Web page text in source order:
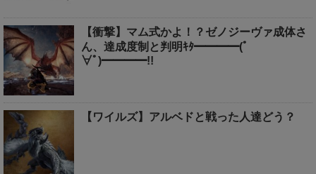
【衝撃】マム式かよ！？ゼノジーヴァ成体さ
ん、達成度制と判明ｷﾀ━━━━(ﾟ
∀ﾟ)━━━━!!
【ワイルズ】アルベドと戦った人達どう？